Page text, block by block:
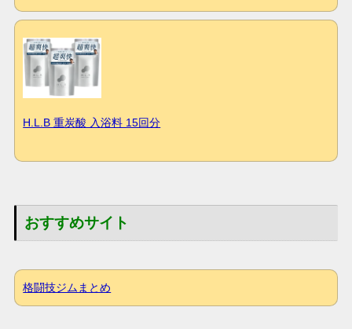
H.L.B 重炭酸 入浴料 15回分
おすすめサイト
格闘技ジムまとめ